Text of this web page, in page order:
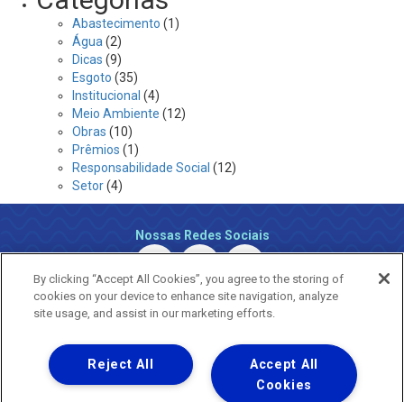
Abastecimento (1)
Água (2)
Dicas (9)
Esgoto (35)
Institucional (4)
Meio Ambiente (12)
Obras (10)
Prêmios (1)
Responsabilidade Social (12)
Setor(4)
Nossas Redes Sociais
Uma empresa
Copyright ® 2026 - Todos os Direitos Reservados.
By clicking “Accept All Cookies”, you agree to the storing of
cookies on your device to enhance site navigation, analyze
site usage, and assist in our marketing efforts.
Accept All
Cookies
Reject All